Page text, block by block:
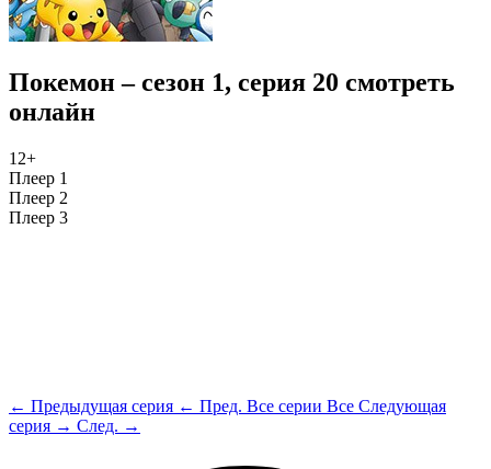
Покемон – сезон 1, серия 20 смотреть
онлайн
12+
Плеер 1
Плеер 2
Плеер 3
← Предыдущая серия ← Пред. Все серии Все Следующая
серия → След. →